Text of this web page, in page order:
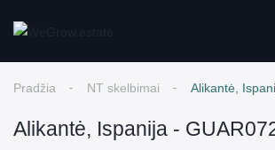
Pradžia NT skelbimai Alikantė,
Alikantė, Ispanija -